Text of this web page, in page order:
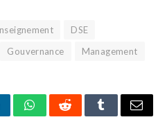
DSE
Gouvernance Management
WhatsAppRedditTumblrEmail